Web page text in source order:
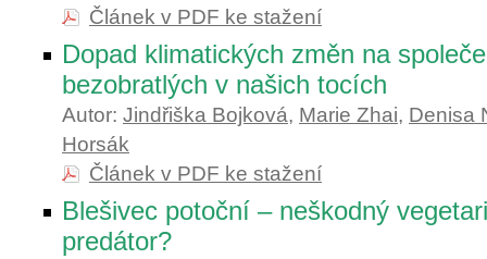
Článek v PDF ke stažení
Dopad klimatických změn na
bezobratlých v našich tocích
Autor: Jindřiška Bojková, Marie Zhai, Denisa
Horsák
Článek v PDF ke stažení
Blešivec potoční – neškodný
predátor?